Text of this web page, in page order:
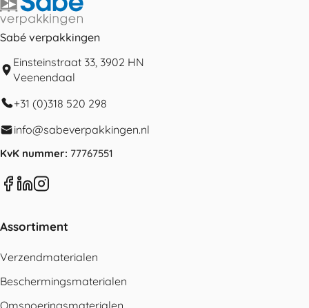
Sabé verpakkingen
Einsteinstraat 33, 3902 HN
Veenendaal
+31 (0)318 520 298
info@sabeverpakkingen.nl
KvK nummer: 77767551
Assortiment
Verzendmaterialen
Beschermingsmaterialen